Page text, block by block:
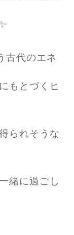
古代のエネ
もとづくヒ
られそうな
緒に過ごし